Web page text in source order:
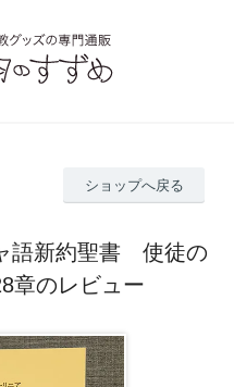
ショップへ戻る
語新約聖書 使徒の
のレビュー